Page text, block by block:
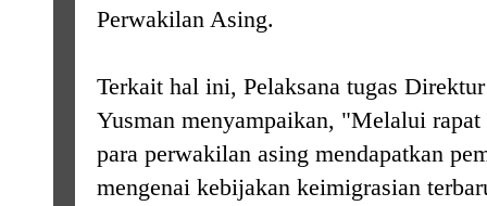
Perwakilan Asing.
Terkait hal ini, Pelaksana tugas
Yusman menyampaikan, "Melalui
para perwakilan asing mendapatkan
mengenai kebijakan keimigrasian